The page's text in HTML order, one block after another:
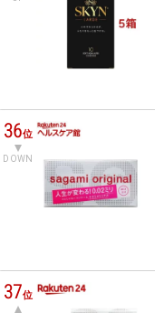
36位
DOWN
37位